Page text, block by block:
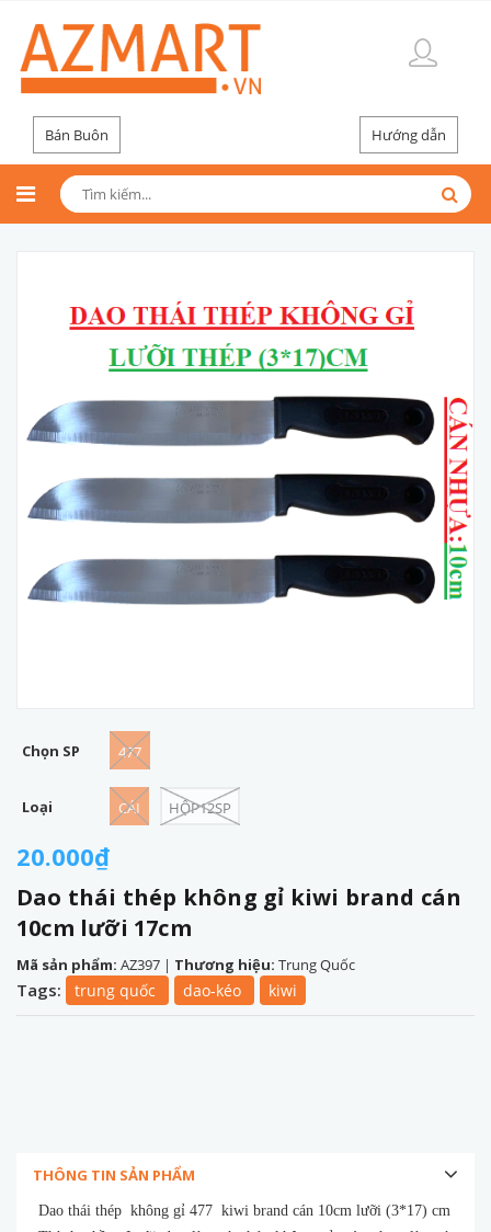
Bán Buôn Hướng dẫn
20.000₫
Dao thái thép không gỉ kiwi brand cán
10cm lưỡi 17cm
Mã sản phẩm: AZ397 | Thương hiệu: Trung Quốc
Chọn SP 477
Loại CÁI HỘP12SP
Tags: trung quốc dao-kéo kiwi
THÔNG TIN SẢN PHẨM
Dao thái thép không gỉ 477 kiwi brand cán 10cm lưỡi (3*17) cm